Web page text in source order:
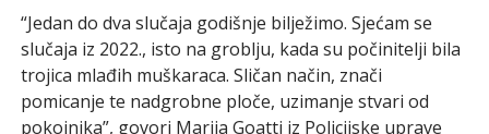
“Jedan do dva slučaja godišnje bilježimo. Sjećam se
slučaja iz 2022., isto na groblju, kada su počinitelji bila
trojica mlađih muškaraca. Sličan način, znači
pomicanje te nadgrobne ploče, uzimanje stvari od
pokojnika”, govori Marija Goatti iz Policijske uprave